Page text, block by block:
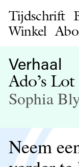
Tijdschrift
Winkel
Verhaal
Ado’s Lot
Sophia
Neem